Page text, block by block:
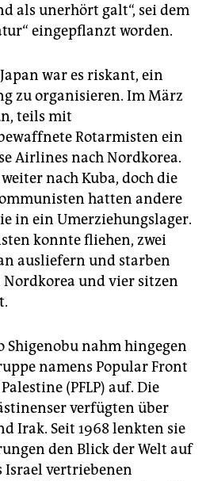
als unerhört galt“, sei dem
eingepflanzt worden.
war es riskant, ein
zu organisieren. Im März
teils mit
Rotarmisten ein
Airlines nach Nordkorea.
nach Kuba, doch die
hatten andere
in ein Umerziehungslager.
konnte fliehen, zwei
ausliefern und starben
und vier sitzen
Shigenobu nahm hingegen
namens Popular Front
(PFLP) auf. Die
verfügten über
Irak. Seit 1968 lenkten sie
den Blick der Welt auf
Israel vertriebenen